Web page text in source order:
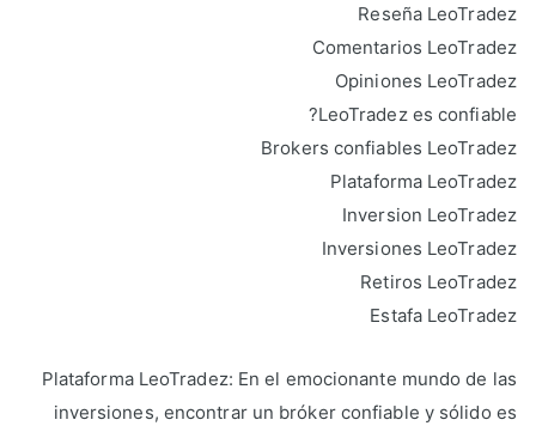
Reseña LeoTradez
Comentarios LeoTradez
Opiniones LeoTradez
LeoTradez es confiable?
Brokers confiables LeoTradez
Plataforma LeoTradez
Inversion LeoTradez
Inversiones LeoTradez
Retiros LeoTradez
Estafa LeoTradez
Plataforma LeoTradez: En el emocionante mundo de las
inversiones, encontrar un bróker confiable y sólido es